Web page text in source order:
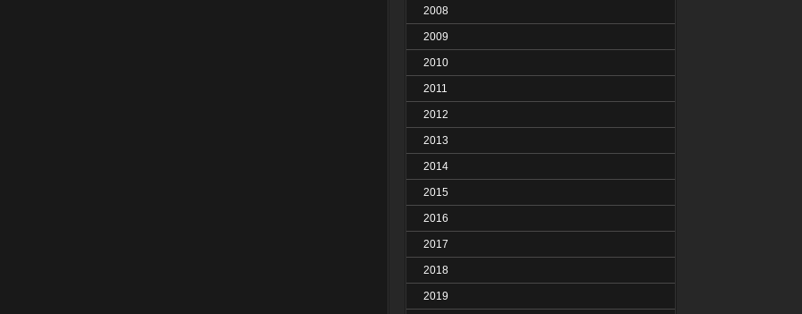
2008
2009
2010
2011
2012
2013
2014
2015
2016
2017
2018
2019